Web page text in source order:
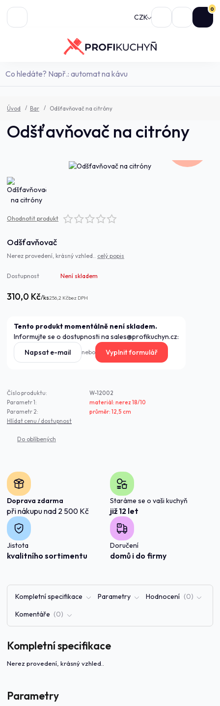
CZK
0
Úvod Bar Odšťavňovač na citróny
Odšťavňovač na citróny
341,0 Kč
Ohodnotit produkt
Odšťavňovač
Nerez provedení, krásný vzhled.. celý popis
Dostupnost Není skladem
310,0 Kč/ks256,2 Kčbez DPH
Tento produkt momentálně není skladem.
Informujte se o dostupnosti na sales@profikuchyn.cz:
Napsat e-mail
nebo Vyplnit formulář
Číslo produktu:
W-12002
Parametr 1:
materiál: nerez 18/10
Parametr 2:
průměr: 12,5 cm
Hlídat cenu / dostupnost
Doprava zdarma
při nákupu nad 2 500 Kč
Staráme se o vaši kuchyň
již 12 let
Jistota
kvalitního sortimentu
Doručení
domů i do firmy
Kompletní specifikace Parametry Hodnocení 0
Komentáře 0
Kompletní specifikace
Nerez provedení, krásný vzhled..
Parametry